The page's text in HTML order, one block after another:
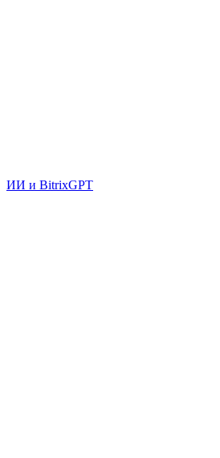
ИИ и BitrixGPT